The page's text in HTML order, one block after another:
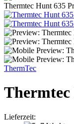
Thermtec Hunt 635
ThermTec
Lieferzeit: